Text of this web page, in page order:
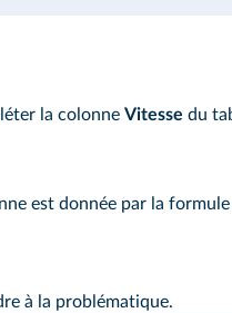
la colonne Vitesse du
est donnée par la formule
à la problématique.